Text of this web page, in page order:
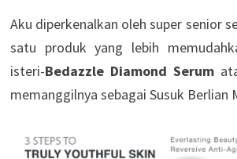
Aku diperkenalkan oleh super senior
satu produk yang lebih
isteri-Bedazzle Diamond Serum
memanggilnya sebagai Susuk Berlian